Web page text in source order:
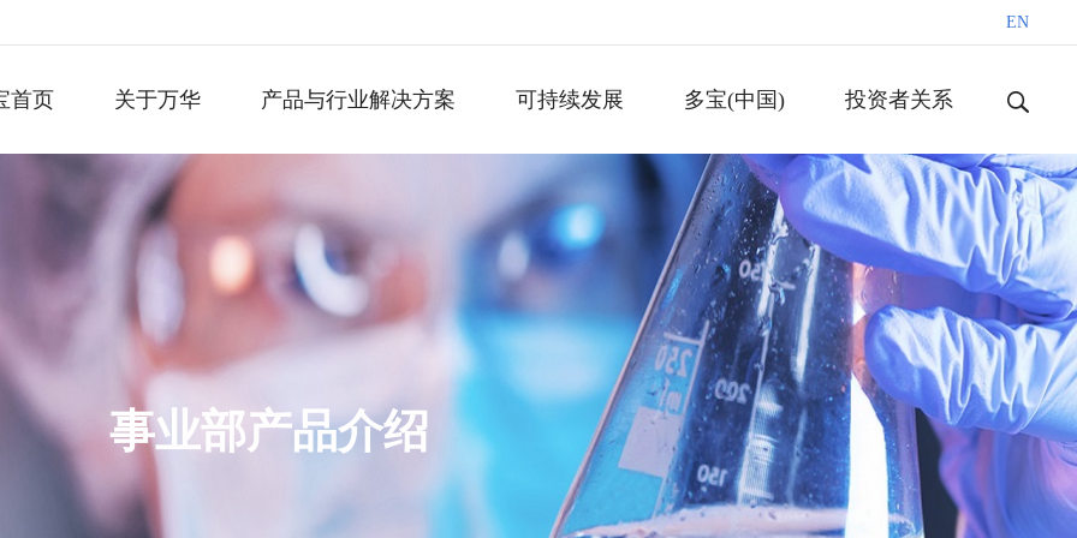
EN
首页 关于万华 产品与行业解决方案 可持续发展 多宝(中国) 投资者关系
事业部产品介绍